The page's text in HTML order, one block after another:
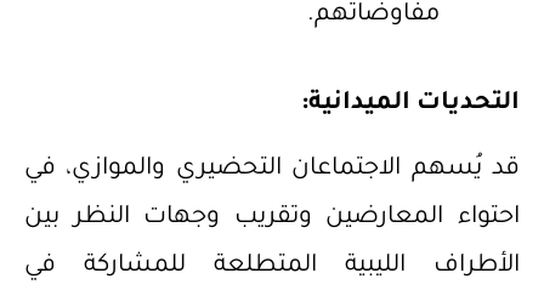
مفاوضاتهم.
التحديات الميدانية:
قد يُسهم الاجتماعان التحضيري والموازي، في
احتواء المعارضين وتقريب وجهات النظر بين
الأطراف الليبية المتطلعة للمشاركة في